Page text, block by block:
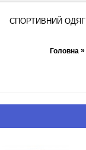
СПОРТИВНИЙ ОДЯГ
Головна »